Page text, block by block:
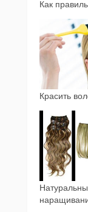
Как
Красить